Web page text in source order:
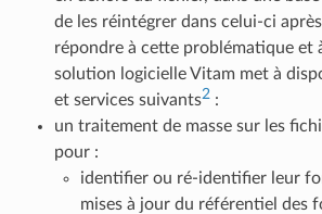
de les réintégrer dans celui-ci
répondre à cette problématique et
solution logicielle Vitam met à
et services suivants2:
un traitement de masse sur les
pour :
identifier ou ré-identifier leur
mises à jour du référentiel des